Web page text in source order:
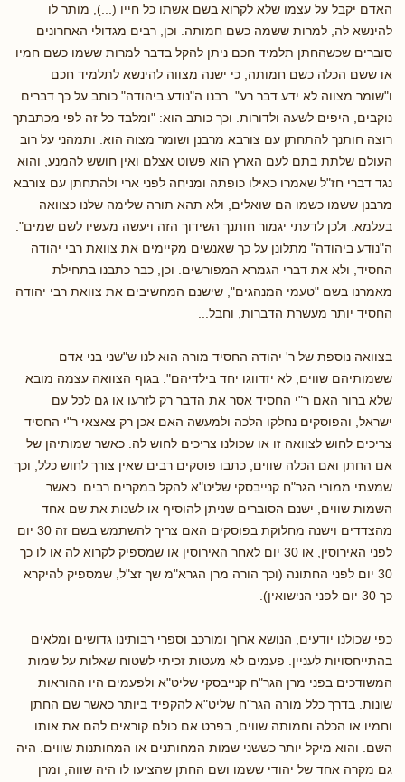
האדם יקבל על עצמו שלא לקרוא בשם אשתו כל חייו (...), מותר לו
להינשא לה, למרות ששמה כשם חמותה. וכן, רבים מגדולי האחרונים
סוברים שכשהחתן תלמיד חכם ניתן להקל בדבר למרות ששמו כשם חמיו
או ששם הכלה כשם חמותה, כי ישנה מצווה להינשא לתלמיד חכם
ו"שומר מצווה לא ידע דבר רע". רבנו ה"נודע ביהודה" כותב על כך דברים
נוקבים, היפים לשעה ולדורות. וכך כותב הוא: "ומלבד כל זה לפי מכתבתך
רוצה חותנך להתחתן עם צורבא מרבנן ושומר מצוה הוא. ותמהני על רוב
העולם שלתת בתם לעם הארץ הוא פשוט אצלם ואין חושש להמנע, והוא
נגד דברי חז"ל שאמרו כאילו כופתה ומניחה לפני ארי ולהתחתן עם צורבא
מרבנן ששמו כשמו הם שואלים, ולא תהא תורה שלימה שלנו כצוואה
בעלמא. ולכן לדעתי יגמור חותנך השידוך הזה ויעשה מעשיו לשם שמים".
ה"נודע ביהודה" מתלונן על כך שאנשים מקיימים את צוואת רבי יהודה
החסיד, ולא את דברי הגמרא המפורשים. וכן, כבר כתבנו בתחילת
מאמרנו בשם "טעמי המנהגים", שישנם המחשיבים את צוואת רבי יהודה
החסיד יותר מעשרת הדברות, וחבל...
בצוואה נוספת של ר' יהודה החסיד מורה הוא לנו ש"שני בני אדם
ששמותיהם שווים, לא יזדווגו יחד בילדיהם". בגוף הצוואה עצמה מובא
שלא ברור האם ר"י החסיד אסר את הדבר רק לזרעו או גם לכל עם
ישראל, והפוסקים נחלקו הלכה ולמעשה האם אכן רק צאצאי ר"י החסיד
צריכים לחוש לצוואה זו או שכולנו צריכים לחוש לה. כאשר שמותיהן של
אם החתן ואם הכלה שווים, כתבו פוסקים רבים שאין צורך לחוש כלל, וכך
שמעתי ממורי הגר"ח קנייבסקי שליט"א להקל במקרים רבים. כאשר
השמות שווים, ישנם הסוברים שניתן להוסיף או לשנות את שם אחד
מהצדדים וישנה מחלוקת בפוסקים האם צריך להשתמש בשם זה 30 יום
לפני האירוסין, או 30 יום לאחר האירוסין או שמספיק לקרוא לה או לו כך
30 יום לפני החתונה (וכך הורה מרן הגרא"מ שך זצ"ל, שמספיק להיקרא
כך 30 יום לפני הנישואין).
כפי שכולנו יודעים, הנושא ארוך ומורכב וספרי רבותינו גדושים ומלאים
בהתייחסויות לעניין. פעמים לא מעטות זכיתי לשטוח שאלות על שמות
המשודכים בפני מרן הגר"ח קנייבסקי שליט"א ולפעמים היו ההוראות
שונות. בדרך כלל מורה הגר"ח שליט"א להקפיד ביותר כאשר שם החתן
וחמיו או הכלה וחמותה שווים, בפרט אם כולם קוראים להם את אותו
השם. והוא מיקל יותר כששני שמות המחותנים או המחותנות שווים. היה
גם מקרה אחד של יהודי ששמו ושם החתן שהציעו לו היה שווה, ומרן